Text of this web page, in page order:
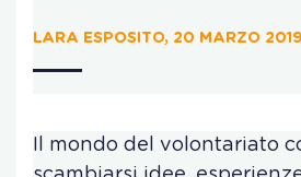
LARA ESPOSITO, 20 MARZO 2019
Il mondo del volontariato